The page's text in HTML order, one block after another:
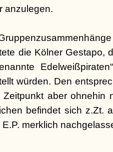
anzulegen.
die Kölner Gestapo,
würden. Den
aber ohnehin
befindet sich z.Zt.
merklich